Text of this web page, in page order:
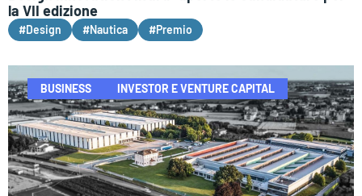
la VII edizione
#Design #Nautica #Premio
BUSINESS INVESTOR E VENTURE CAPITAL